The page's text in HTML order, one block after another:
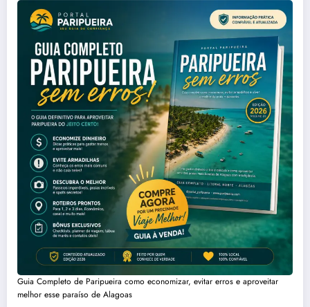
Guia Completo de Paripueira como economizar, evitar erros e aproveitar
melhor esse paraíso de Alagoas